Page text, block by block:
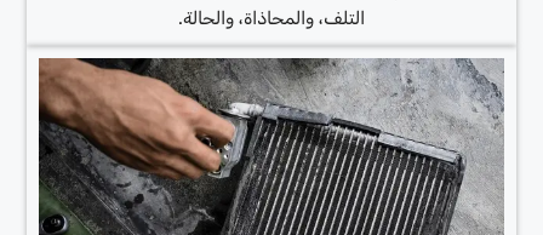
التلف، والمحاذاة، والحالة.